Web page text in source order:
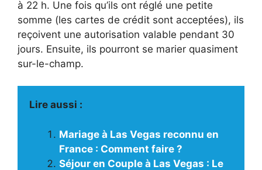
à 22 h. Une fois qu’ils ont réglé une petite
somme (les cartes de crédit sont acceptées), ils
reçoivent une autorisation valable pendant 30
jours. Ensuite, ils pourront se marier quasiment
sur-le-champ.
Lire aussi :
Mariage à Las Vegas reconnu en
France : Comment faire ?
Séjour en Couple à Las Vegas : Le